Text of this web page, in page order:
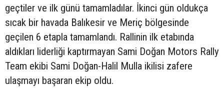
geçtiler ve ilk günü tamamladılar. İkinci gün oldukça
sıcak bir havada Balıkesir ve Meriç bölgesinde
geçilen 6 etapla tamamlandı. Rallinin ilk etabında
aldıkları liderliği kaptırmayan Sami Doğan Motors Rally
Team ekibi Sami Doğan-Halil Mulla ikilisi zafere
ulaşmayı başaran ekip oldu.